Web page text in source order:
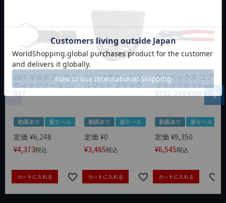
WIT マルチアングル
クィックツール CL-
917
動画あり 夏セール
定価 ¥6,248
¥4,373税込
カートに入れる
WIT マグネットツー
ルマット ブラック
動画あり 夏セール
定価 ¥0
¥3,465税込
カートに入れる
クニペックス コブラ
クイックセット
8721-250 KNIPEX
動画あり 夏セール
定価 ¥9,350
¥6,545税込
カートに入れる